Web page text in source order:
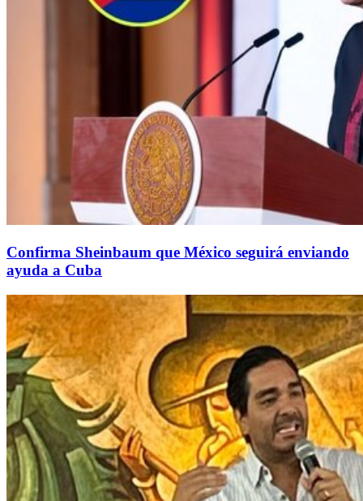
Confirma Sheinbaum que México seguirá enviando
ayuda a Cuba